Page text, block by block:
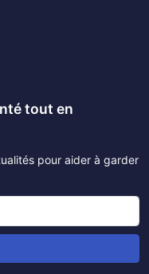
tout en
pour aider à garder